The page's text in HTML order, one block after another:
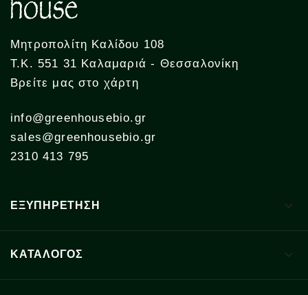
Μητροπολίτη Καλίδου 108
Τ.Κ. 551 31 Καλαμαριά - Θεσσαλονίκη
Βρείτε μας στο χάρτη
info@greenhousebio.gr
sales@greenhousebio.gr
2310 413 795
ΕΞΥΠΗΡΕΤΗΣΗ 
ΚΑΤΑΛΟΓΟΣ 